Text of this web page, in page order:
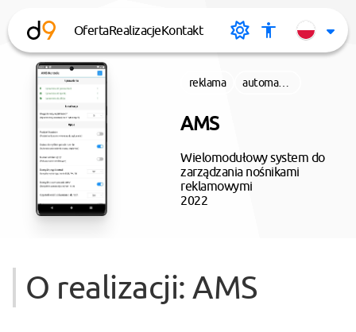
reklama automatyzacja
AMS
Wielomodułowy system do
zarządzania nośnikami
reklamowymi
2022
desi9n.pl
OfertaRealizacjeKontakt
Menu
Tryb
ciemny
O realizacji: AMS